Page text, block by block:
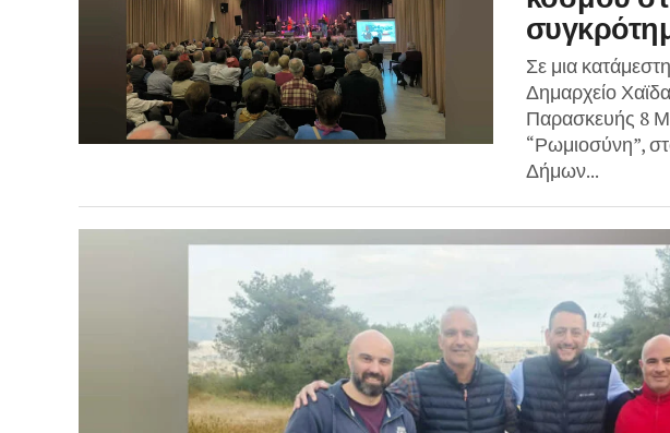
Σε μια
Δημαρχείο
Παρασκευής 8
“Ρωμιοσύνη”,
Δήμων...